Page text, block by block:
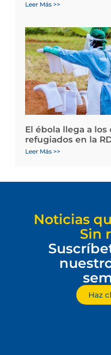
Leer Más >>
El ébola llega a
refugiados en la
Leer Más >>
Noticias
Sin
Haz